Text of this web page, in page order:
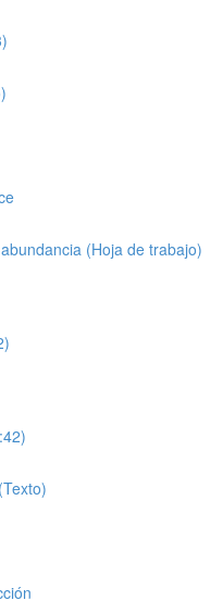
(Hoja de trabajo)